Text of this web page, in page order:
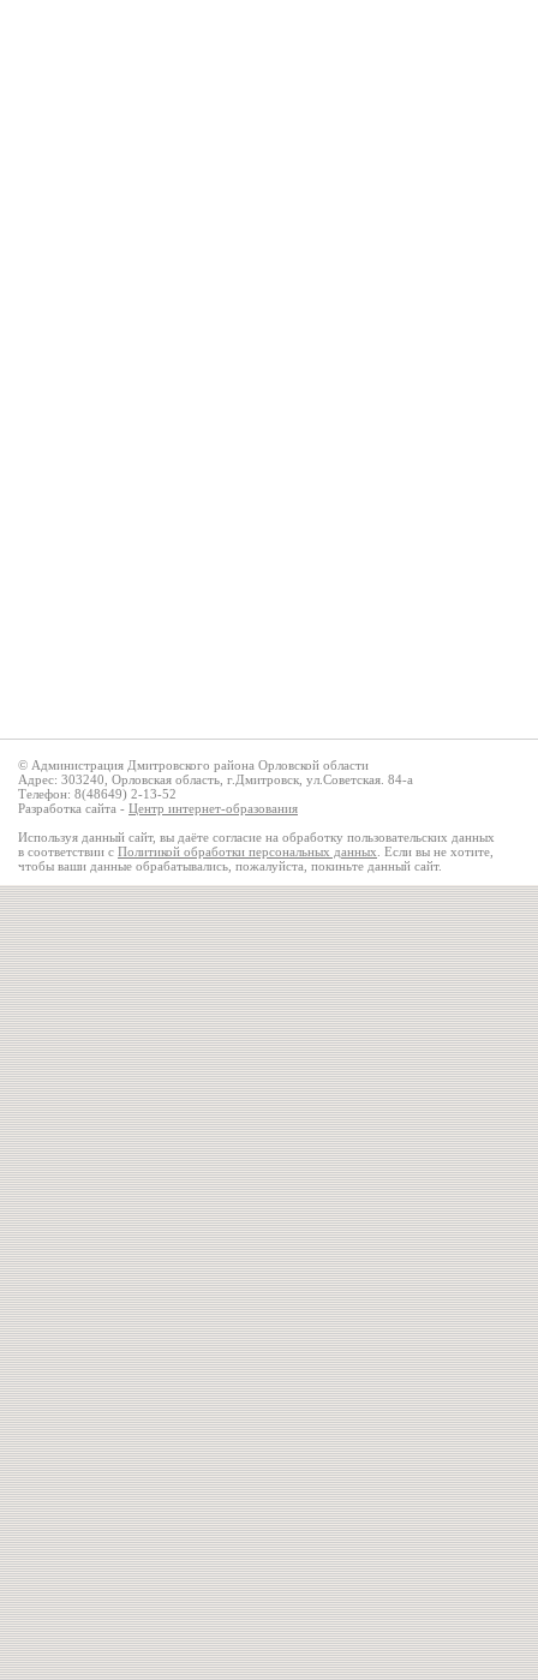
© Администрация Дмитровского района Орловской области
Адрес: 303240, Орловская область, г.Дмитровск, ул.Советская. 84-а
Телефон: 8(48649) 2-13-52
Разработка сайта - Центр интернет-образования
Используя данный сайт, вы даёте согласие на обработку пользовательских данных
в соответствии с Политикой обработки персональных данных . Если вы не хотите,
чтобы ваши данные обрабатывались, пожалуйста, покиньте данный сайт.